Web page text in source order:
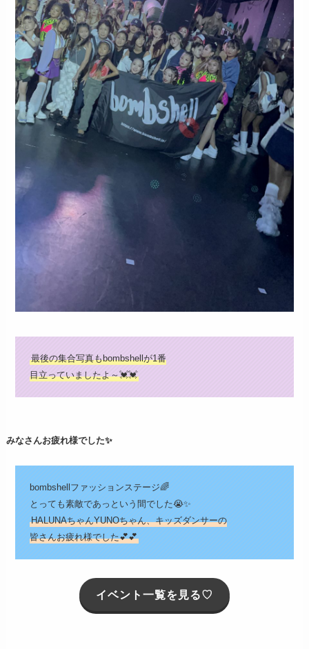
最後の集合写真もbombshellが1番
目立っていましたよ～💓💓
みなさんお疲れ様でした✨
bombshellファッションステージ🌈
とっても素敵であっという間でした😭✨
HALUNAちゃんYUNOちゃん、キッズダンサーの
皆さんお疲れ様でした💕💕
イベント一覧を見る♡